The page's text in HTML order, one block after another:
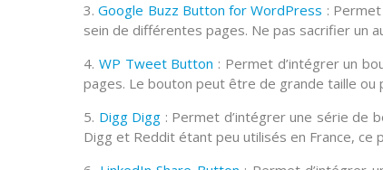
3. Google Buzz Button for WordPress :
sein de différentes pages. Ne pas sacrifier un
4. WP Tweet Button : Permet d’intégrer un
pages. Le bouton peut être de grande taille ou
5. Digg Digg : Permet d’intégrer une série de
Digg et Reddit étant peu utilisés en France, ce